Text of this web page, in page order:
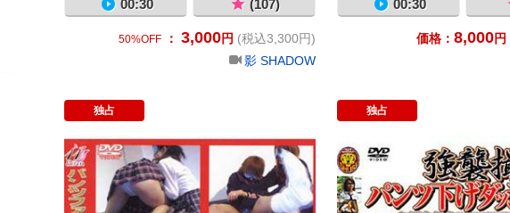
00:30 (107)
50%OFF ： 3,000円 (税込3,300円)
影 SHADOW
00:30
価格： 8,000円
独占 独占